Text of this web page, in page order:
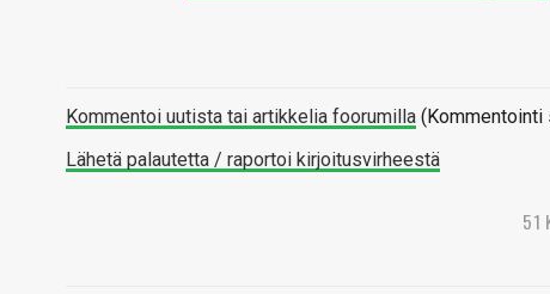
Kommentoi uutista tai artikkelia foorumilla
Lähetä palautetta / raportoi kirjoitusvirheestä
51